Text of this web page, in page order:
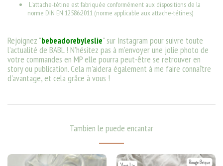
L'attache-tétine est fabriquée conformément aux dispositions de la
norme DIN EN 12586:2011 (norme applicable aux attache-tétines)
Rejoignez "bebeadorebyleslie" sur Instagram pour suivre toute
l’actualité de BABL ! N'hésitez pas à m'envoyer une jolie photo de
votre commandes en MP elle pourra peut-être se retrouver en
story ou publication. Cela m'aidera également à me faire connaître
d'avantage, et cela grâce à vous !
Tambien le puede encantar